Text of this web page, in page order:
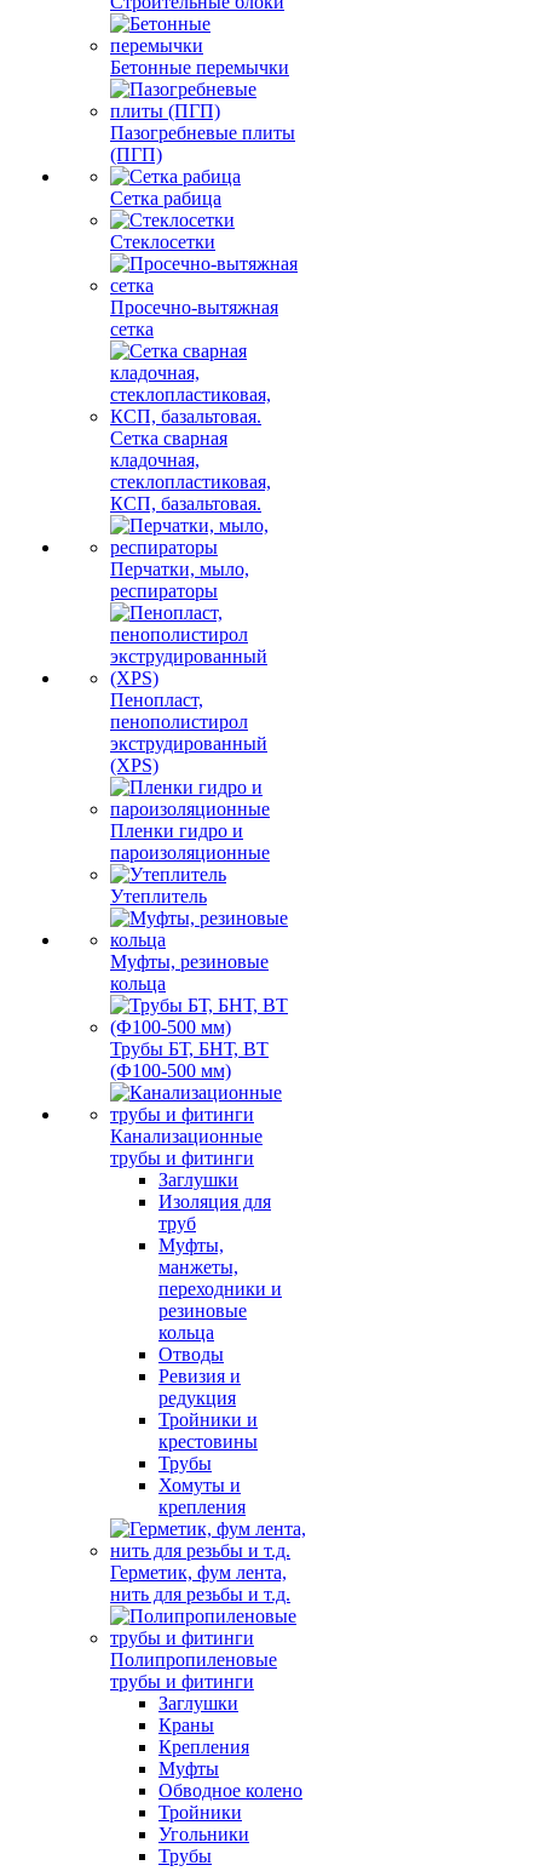
Бетонные перемычки
Пазогребневые плиты
(ПГП)
Сетка рабица
Стеклосетки
Просечно-вытяжная
сетка
Сетка сварная
кладочная,
стеклопластиковая,
КСП, базальтовая.
Перчатки, мыло,
респираторы
Пенопласт,
пенополистирол
экструдированный
(XPS)
Пленки гидро и
пароизоляционные
Утеплитель
Муфты, резиновые
кольца
Трубы БТ, БНТ, ВТ
(Ф100-500 мм)
Канализационные
трубы и фитинги
Заглушки
Изоляция для
труб
Муфты,
манжеты,
переходники и
резиновые
кольца
Отводы
Ревизия и
редукция
Тройники и
крестовины
Трубы
Хомуты и
крепления
Герметик, фум лента,
нить для резьбы и т.д.
Полипропиленовые
трубы и фитинги
Заглушки
Краны
Крепления
Муфты
Обводное колено
Тройники
Угольники
Трубы